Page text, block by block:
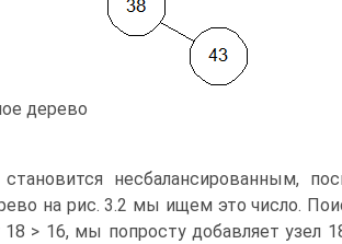
дерево
несбалансированным,
на рис. 3.2 мы ищем это число.
18 > 16, мы попросту добавляет узел